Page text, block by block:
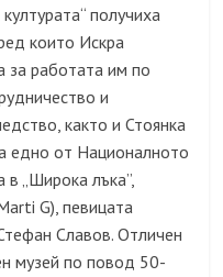
получиха
които Искра
за работата им по
и
както и Стоянка
едно от Националното
в „Широка лъка”,
G), певицата
Славов. Отличен
музей по повод 50-